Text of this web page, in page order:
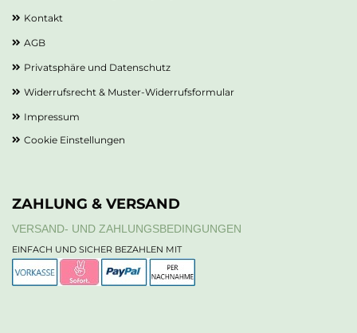
Kontakt
AGB
Privatsphäre und Datenschutz
Widerrufsrecht & Muster-Widerrufsformular
Impressum
Cookie Einstellungen
ZAHLUNG & VERSAND
VERSAND- UND ZAHLUNGSBEDINGUNGEN
EINFACH UND SICHER BEZAHLEN MIT